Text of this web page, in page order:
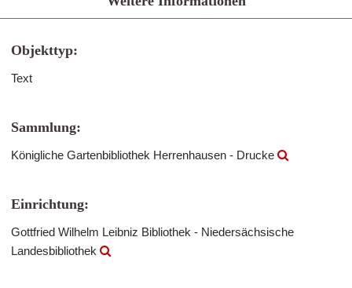
Objekttyp:
Text
Sammlung:
Königliche Gartenbibliothek Herrenhausen - Drucke
Einrichtung:
Gottfried Wilhelm Leibniz Bibliothek - Niedersächsische
Landesbibliothek